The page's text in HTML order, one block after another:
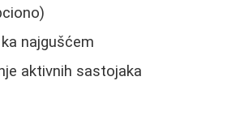
najgušćem
aktivnih sastojaka